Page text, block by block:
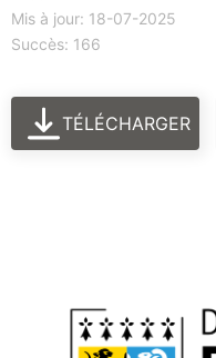
Mis à jour: 18-07-2025
Succès: 166
TÉLÉCHARGER